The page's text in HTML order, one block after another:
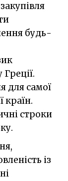
будь-
для самої
країн.
строки
із